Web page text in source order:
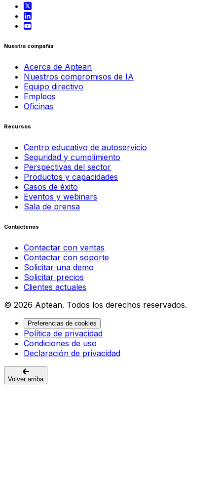
Nuestra compañía
Acerca de Aptean
Nuestros compromisos de IA
Equipo directivo
Empleos
Oficinas
Recursos
Centro educativo de autoservicio
Seguridad y cumplimiento
Perspectivas del sector
Productos y capacidades
Casos de éxito
Eventos y webinars
Sala de prensa
Contáctenos
Contactar con ventas
Contactar con soporte
Solicitar una demo
Solicitar precios
Clientes actuales
© 2026 Aptean. Todos los derechos reservados.
Preferencias de cookies
Política de privacidad
Condiciones de uso
Declaración de privacidad
Volver arriba